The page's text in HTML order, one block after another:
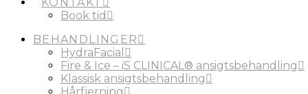
Book tid
BEHANDLINGER
HydraFacial
Fire & Ice – iS CLINICAL® ansigtsbehandling
Klassisk ansigtsbehandling